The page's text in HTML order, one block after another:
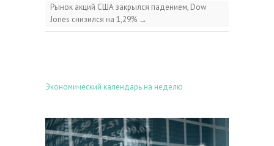
Рынок акций США закрылся падением, Dow
Jones снизился на 1,29% →
Экономический календарь на неделю